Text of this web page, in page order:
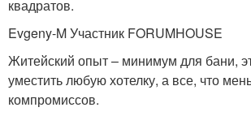
квадратов.
Evgeny-M Участник FORUMHOUSE
Житейский опыт – минимум для бани,
уместить любую хотелку, а все, что
компромиссов.